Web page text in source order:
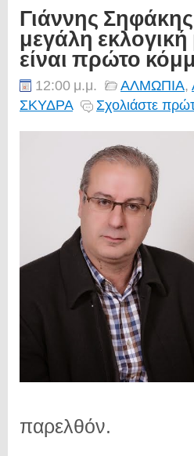
Γιάννης
μεγάλη
είναι πρώτο
12:00 μ.μ. ΑΛΜΩΠΙΑ,
ΣΚΥΔΡΑ
Σχολιάστε
παρελθόν.